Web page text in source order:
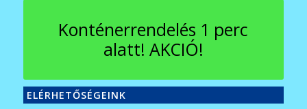
Konténerrendelés 1 perc
alatt! AKCIÓ!
ELÉRHETŐSÉGEINK